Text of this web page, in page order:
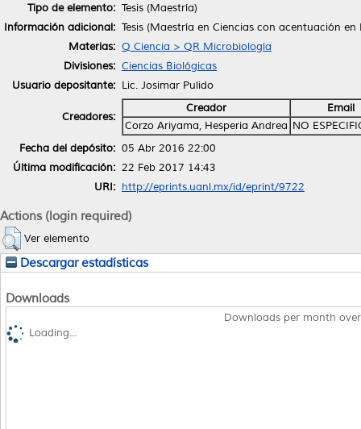
Tipo de elemento: Tesis (Maestría)
Información adicional: Tesis (Maestría en Ciencias con acentuación
Materias: Q Ciencia > QR Microbiología
Divisiones: Ciencias Biológicas
Usuario depositante: Lic. Josimar Pulido
Creadores:
Creador
Email
Corzo Ariyama, Hesperia Andrea NO
Fecha del depósito: 05 Abr 2016 22:00
Última modificación: 22 Feb 2017 14:43
URI: http://eprints.uanl.mx/id/eprint/9722
Actions (login required)
Ver elemento
Descargar estadísticas
Downloads
Downloads per month
Loading...